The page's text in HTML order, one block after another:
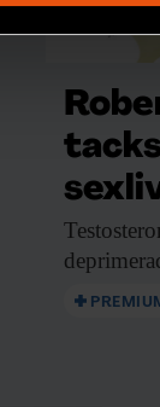
information
tur kombinera
deras tjänster.